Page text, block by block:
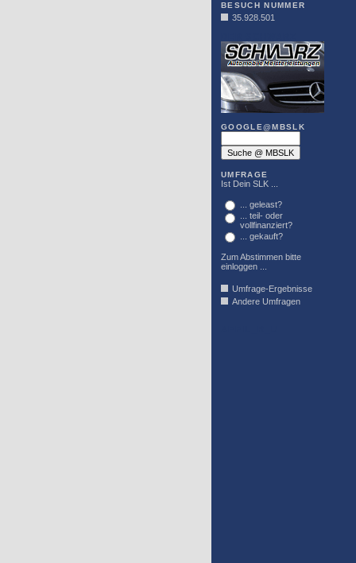
BESUCH NUMMER
35.928.501
GOOGLE@MBSLK
UMFRAGE
Ist Dein SLK ...
... geleast?
... teil- oder
vollfinanziert?
... gekauft?
Zum Abstimmen bitte
einloggen ...
Umfrage-Ergebnisse
Andere Umfragen